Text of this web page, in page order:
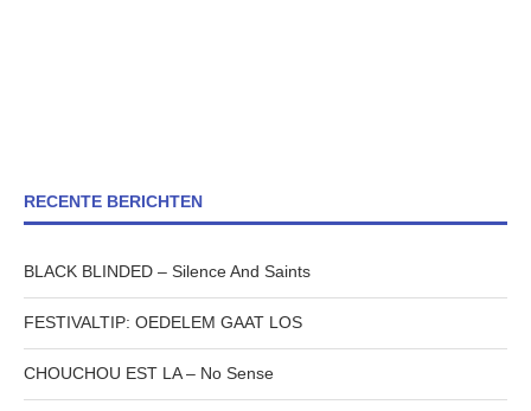
RECENTE BERICHTEN
BLACK BLINDED – Silence And Saints
FESTIVALTIP: OEDELEM GAAT LOS
CHOUCHOU EST LA – No Sense